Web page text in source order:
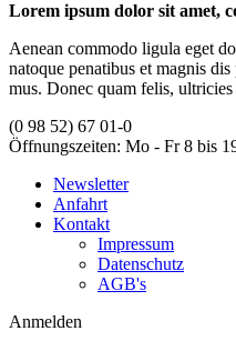
Lorem ipsum dolor sit amet,
Aenean commodo ligula eget
natoque penatibus et magnis
mus. Donec quam felis, ultricies
(0 98 52) 67 01-0
Öffnungszeiten: Mo - Fr 8 bis
Newsletter
Anfahrt
Kontakt
Impressum
Datenschutz
AGB's
Anmelden